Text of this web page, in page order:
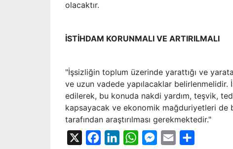
olacaktır.
İSTİHDAM KORUNMALI VE ARTIRILMALI
"İşsizliğin toplum üzerinde yarattığı ve
ve uzun vadede yapılacaklar belirlenmelidir.
edilerek, bu konuda nakdi yardım, teşvik,
kapsayacak ve ekonomik mağduriyetleri de
tarafından araştırılması gerekmektedir."
FacebookLinkedInWhatsAppMessenger
Email